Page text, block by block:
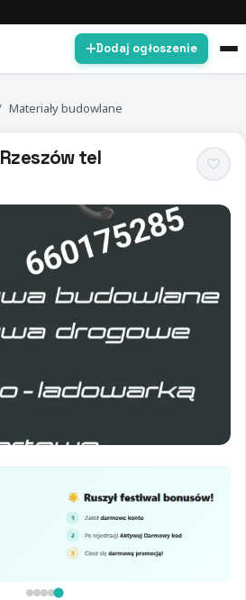
Dodaj ogłoszenie
Materiały budowlane
tel